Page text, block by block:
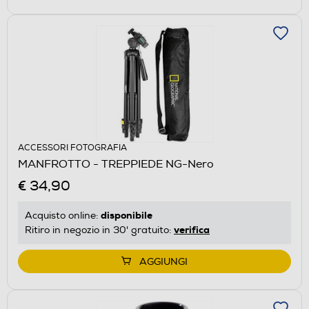
ACCESSORI FOTOGRAFIA
MANFROTTO - TREPPIEDE NG-Nero
€ 34,90
Acquisto online: disponibile
Ritiro in negozio in 30' gratuito: verifica
AGGIUNGI